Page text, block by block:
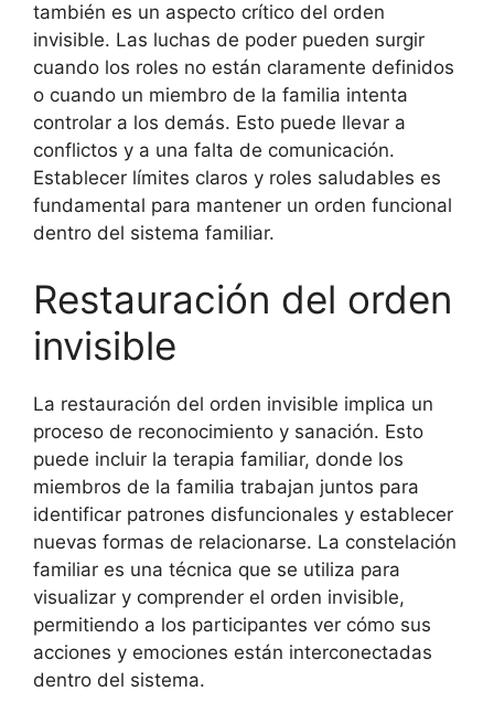
también es un aspecto crítico del orden
invisible. Las luchas de poder pueden surgir
cuando los roles no están claramente definidos
o cuando un miembro de la familia intenta
controlar a los demás. Esto puede llevar a
conflictos y a una falta de comunicación.
Establecer límites claros y roles saludables es
fundamental para mantener un orden funcional
dentro del sistema familiar.
Restauración del orden
invisible
La restauración del orden invisible implica un
proceso de reconocimiento y sanación. Esto
puede incluir la terapia familiar, donde los
miembros de la familia trabajan juntos para
identificar patrones disfuncionales y establecer
nuevas formas de relacionarse. La constelación
familiar es una técnica que se utiliza para
visualizar y comprender el orden invisible,
permitiendo a los participantes ver cómo sus
acciones y emociones están interconectadas
dentro del sistema.